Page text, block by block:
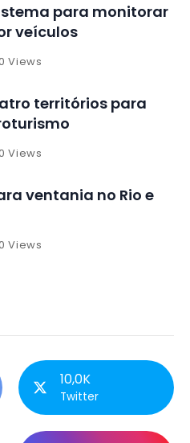
para monitorar
veículos
Views
territórios para
Views
ventania no Rio e
Views
10,0K
Twitter